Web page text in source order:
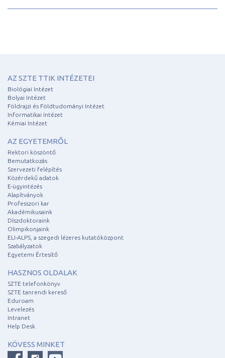
AZ SZTE TTIK INTÉZETEI
Biológiai Intézet
Bolyai Intézet
Földrajzi és Földtudományi Intézet
Informatikai Intézet
Kémiai Intézet
AZ EGYETEMRŐL
Rektori köszöntő
Bemutatkozás
Szervezeti felépítés
Közérdekű adatok
E-ügyintézés
Alapítványok
Professzori kar
Akadémikusaink
Díszdoktoraink
Olimpikonjaink
ELI-ALPS, a szegedi lézeres kutatóközpont
Szabályzatok
Egyetemi Értesítő
HASZNOS OLDALAK
SZTE telefonkönyv
SZTE tanrendi kereső
Eduroam
Levelezés
Intranet
Help Desk
KÖVESS MINKET